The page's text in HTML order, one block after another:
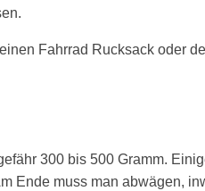
Fahrrad Rucksack oder
300 bis 500 Gramm.
Ende muss man abwägen,